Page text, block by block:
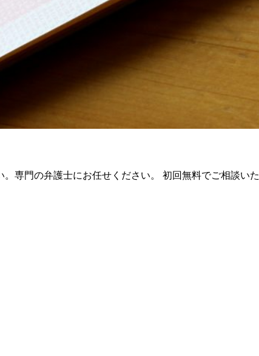
専門の弁護士にお任せください。 初回無料でご相談い